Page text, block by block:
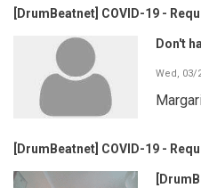
[DrumBeatnet] COVID-19 -
Don't
Wed, 03/
[DrumBeatnet] COVID-19 -